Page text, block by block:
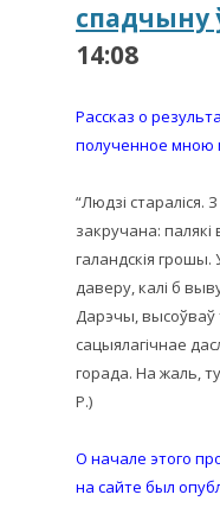
спадчыну
14:08
Рассказ о
полученное мною
“Людзі стараліся.
закручана:
галандскія
даверу, калі б
Дарэчы, высоўваў
сацыялагічнае
горада. На жаль,
Р.)
О начале этого
на сайте был